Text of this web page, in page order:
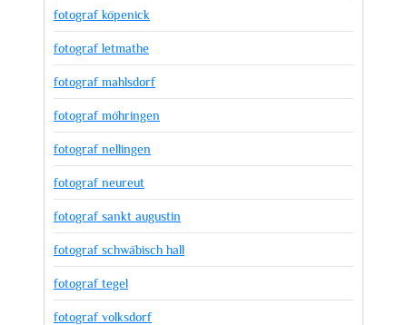
fotograf köpenick
fotograf letmathe
fotograf mahlsdorf
fotograf möhringen
fotograf nellingen
fotograf neureut
fotograf sankt augustin
fotograf schwäbisch hall
fotograf tegel
fotograf volksdorf